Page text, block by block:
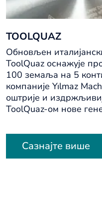
TOOLQUAZ
Обновљен
ToolQuaz оснажује
100 земаља на 5
компаније Yılmaz
оштрије и
ToolQuaz-ом нове
Сазнајте више